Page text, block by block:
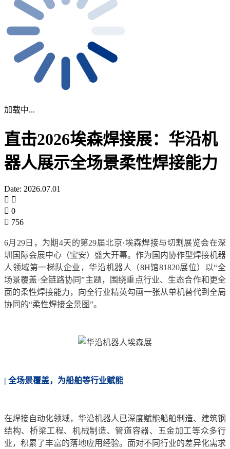
加载中...
直击2026埃森焊接展：华沿机
器人展示全场景柔性焊接能力
Date: 2026.07.01
0
756
6月29日，为期4天的第29届北京·埃森焊接与切割展览会在深
圳国际会展中心（宝安）盛大开幕。作为国内协作型焊接机器
人领域第一梯队企业，华沿机器人（8H馆81820展位）以“全
场景覆盖·全链路协同”主题，围绕重点行业、生态合作和更全
面的柔性焊接能力，向全行业精英勾画一张从单机替代到全局
协同的“柔性焊接全景图”。
| 全场景覆盖，为船舶等行业赋能
在焊接自动化领域，华沿机器人已深度赋能船舶制造、建筑钢
结构、桥梁工程、机械制造、管道容器、五金加工等众多行
业，积累了丰富的落地应用经验。面对不同行业的差异化需求